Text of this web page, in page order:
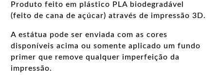
Produto feito em plástico PLA biodegradável
(feito de cana de açúcar) através de impressão 3D.
A estátua pode ser enviada com as cores
disponíveis acima ou somente aplicado um fundo
primer que remove qualquer imperfeição da
impressão.